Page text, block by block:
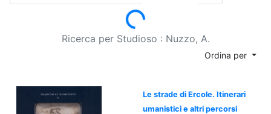
Loading...
Ricerca per Studioso : Nuzzo, A.
Ordina per
Le strade di Ercole. Itinerari
umanistici e altri percorsi